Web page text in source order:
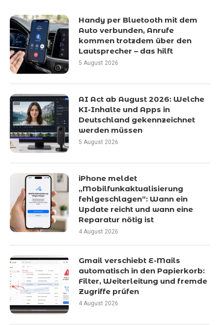
Handy per Bluetooth mit dem
Auto verbunden, Anrufe
kommen trotzdem über den
Lautsprecher – das hilft
5 August 2026
AI Act ab August 2026: Welche
KI-Inhalte und Apps in
Deutschland gekennzeichnet
werden müssen
5 August 2026
iPhone meldet
„Mobilfunkaktualisierung
fehlgeschlagen“: Wann ein
Update reicht und wann eine
Reparatur nötig ist
4 August 2026
Gmail verschiebt E-Mails
automatisch in den Papierkorb:
Filter, Weiterleitung und fremde
Zugriffe prüfen
4 August 2026